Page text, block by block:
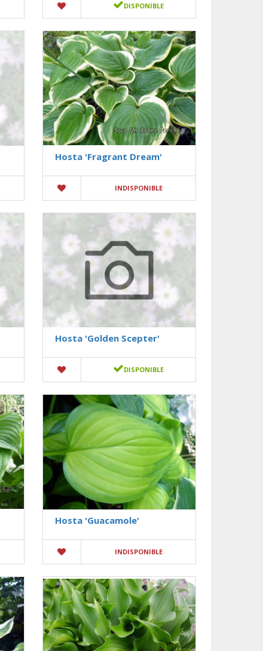
DISPONIBLE
Hosta 'Fragrant Dream'
INDISPONIBLE
Hosta 'Golden Scepter'
DISPONIBLE
Hosta 'Guacamole'
INDISPONIBLE